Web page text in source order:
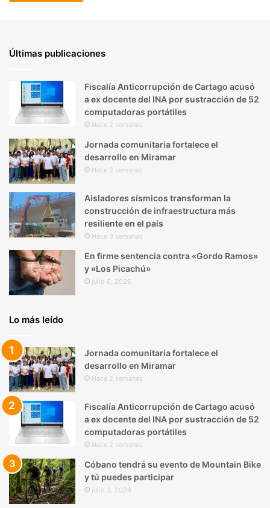
Últimas publicaciones
Fiscalía Anticorrupción de Cartago acusó
a ex docente del INA por sustracción de 52
computadoras portátiles
Hace 2 semanas
Jornada comunitaria fortalece el
desarrollo en Miramar
Hace 2 semanas
Aisladores sísmicos transforman la
construcción de infraestructura más
resiliente en el país
Hace 3 semanas
En firme sentencia contra «Gordo Ramos»
y «Los Picachú»
julio 6, 2026
Lo más leído
Jornada comunitaria fortalece el
desarrollo en Miramar
Hace 2 semanas
Fiscalía Anticorrupción de Cartago acusó
a ex docente del INA por sustracción de 52
computadoras portátiles
Hace 2 semanas
Cóbano tendrá su evento de Mountain Bike
y tú puedes participar
julio 3, 2026